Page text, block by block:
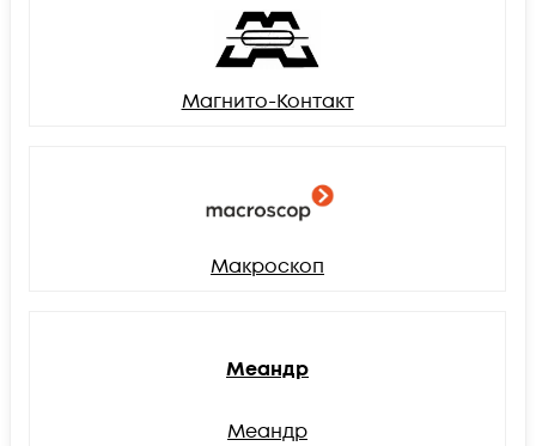
Магнито-Контакт
Макроскоп
Меандр
Меандр